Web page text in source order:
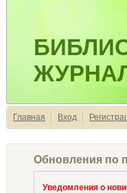
Главная Вход
Обновления по
Уведомления о